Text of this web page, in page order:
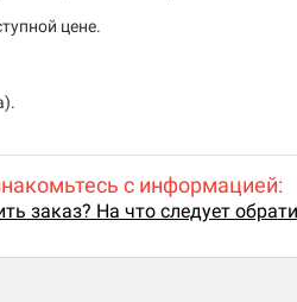
цене.
с информацией:
заказ? На что следует